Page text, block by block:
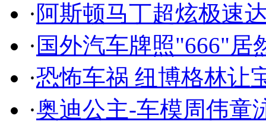
·阿斯顿马丁超炫极速
· 国外汽车牌照"666"居
·恐怖车祸 纽博格林让
·奥迪公主-车模周伟童